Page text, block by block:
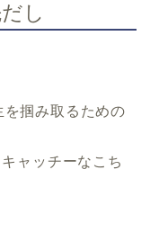
し
を掴み取るための
ャッチーなこち